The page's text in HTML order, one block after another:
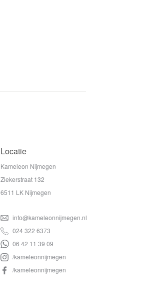
Locatie
Kameleon Nijmegen
Ziekerstraat 132
6511 LK Nijmegen
info@kameleonnijmegen.nl
024 322 6373
06 42 11 39 09
/kameleonnijmegen
/kameleonnijmegen